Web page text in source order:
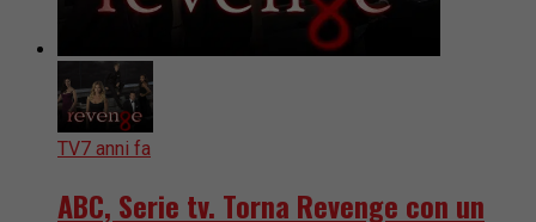
TV7 anni fa
ABC, Serie tv. Torna Revenge con un